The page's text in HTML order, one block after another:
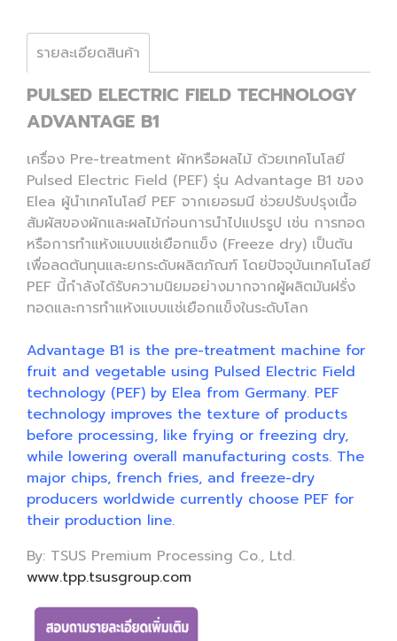
รายละเอียดสินค้า
PULSED ELECTRIC FIELD TECHNOLOGY
ADVANTAGE B1
เครื่อง Pre-treatment ผักหรือผลไม้ ด้วยเทคโนโลยี
Pulsed Electric Field (PEF) รุ่น Advantage B1 ของ
Elea ผู้นำเทคโนโลยี PEF จากเยอรมนี ช่วยปรับปรุงเนื้อ
สัมผัสของผักและผลไม้ก่อนการนำไปแปรรูป เช่น การทอด
หรือการทำแห้งแบบแช่เยือกแข็ง (Freeze dry) เป็นต้น
เพื่อลดต้นทุนและยกระดับผลิตภัณฑ์ โดยปัจจุบันเทคโนโลยี
PEF นี้กำลังได้รับความนิยมอย่างมากจากผู้ผลิตมันฝรั่ง
ทอดและการทำแห้งแบบแช่เยือกแข็งในระดับโลก
Advantage B1 is the pre-treatment machine for
fruit and vegetable using Pulsed Electric Field
technology (PEF) by Elea from Germany. PEF
technology improves the texture of products
before processing, like frying or freezing dry,
while lowering overall manufacturing costs. The
major chips, french fries, and freeze-dry
producers worldwide currently choose PEF for
their production line.
By: TSUS Premium Processing Co., Ltd.
www.tpp.tsusgroup.com